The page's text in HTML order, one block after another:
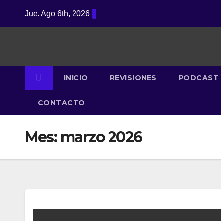
Jue. Ago 6th, 2026
INICIO REVISIONES PODCAST
CONTACTO
Mes: marzo 2026